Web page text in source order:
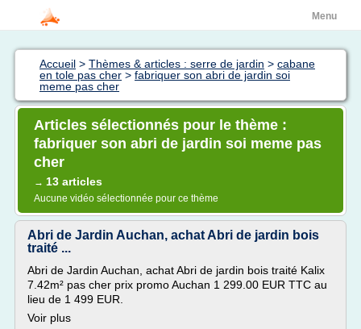
Menu
Accueil > Thèmes & articles : serre de jardin > cabane
en tole pas cher > fabriquer son abri de jardin soi
meme pas cher
Articles sélectionnés pour le thème :
fabriquer son abri de jardin soi meme pas
cher
→ 13 articles
Aucune vidéo sélectionnée pour ce thème
Abri de Jardin Auchan, achat Abri de jardin bois
traité ...
Abri de Jardin Auchan, achat Abri de jardin bois traité Kalix
7.42m² pas cher prix promo Auchan 1 299.00 EUR TTC au
lieu de 1 499 EUR.
Voir plus